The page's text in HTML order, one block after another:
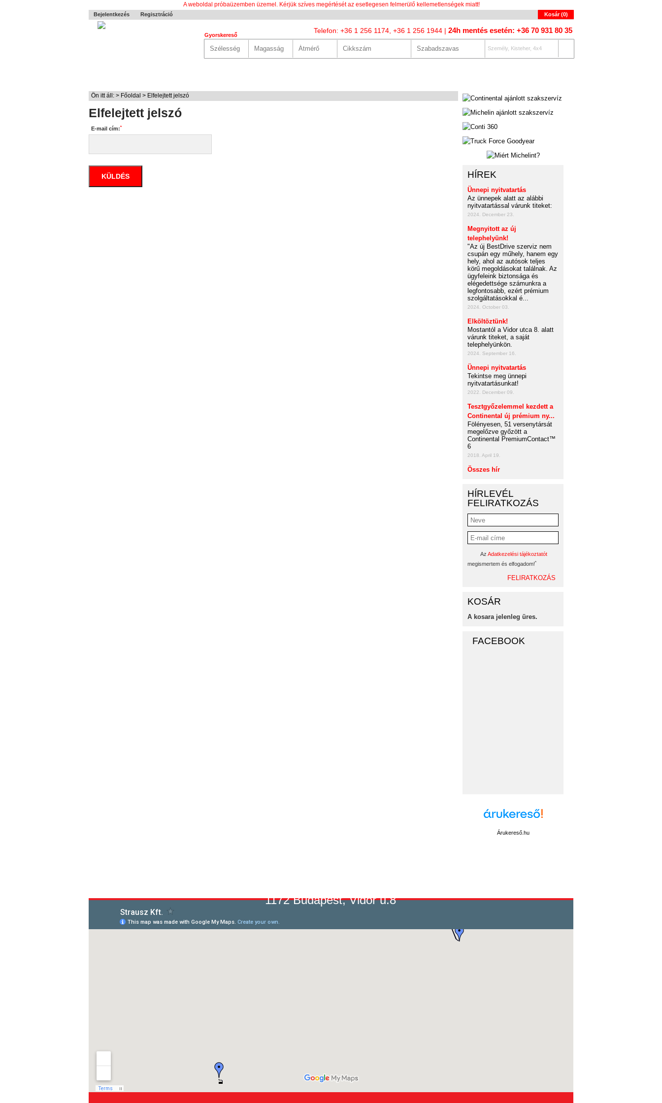
A weboldal próbaüzemben üzemel. Kérjük szíves megértését az esetlegesen felmerülő kellemetlenségek miatt!
Bejelentkezés Regisztráció Kosár (0)
Telefon: +36 1 256 1174, +36 1 256 1944 | 24h mentés esetén: +36 70 931 80 35
Gyorskereső
Személy, Kisteher, 4x4
Ön itt áll: > Főoldal > Elfelejtett jelszó
Elfelejtett jelszó
E-mail cím:*
HÍREK
Ünnepi nyitvatartás
Az ünnepek alatt az alábbi
nyitvatartással várunk titeket:
2024. December 23.
Megnyitott az új
telephelyünk!
"Az új BestDrive szerviz nem
csupán egy műhely, hanem egy
hely, ahol az autósok teljes
körű megoldásokat találnak. Az
ügyfeleink biztonsága és
elégedettsége számunkra a
legfontosabb, ezért prémium
szolgáltatásokkal é...
2024. October 03.
Elköltöztünk!
Mostantól a Vidor utca 8. alatt
várunk titeket, a saját
telephelyünkön.
2024. September 16.
Ünnepi nyitvatartás
Tekintse meg ünnepi
nyitvatartásunkat!
2022. December 09.
Tesztgyőzelemmel kezdett a
Continental új prémium ny...
Fölényesen, 51 versenytársát
megelőzve győzött a
Continental PremiumContact™
6
2018. April 19.
Összes hír
HÍRLEVÉL
FELIRATKOZÁS
Az Adatkezelési tájékoztatót
megismertem és elfogadom!*
KOSÁR
A kosara jelenleg üres.
FACEBOOK
Árukereső.hu
1172 Budapest, Vidor u.8